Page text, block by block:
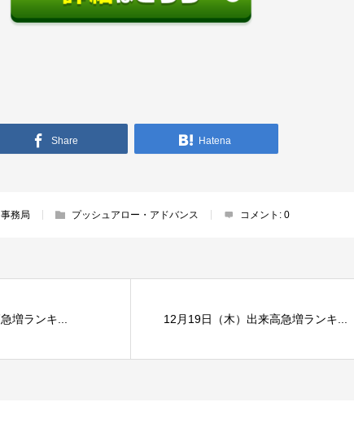
Share Hatena
務局 プッシュアロー・アドバンス コメント:0
増ランキ... 12月19日（木）出来高急増ランキ...